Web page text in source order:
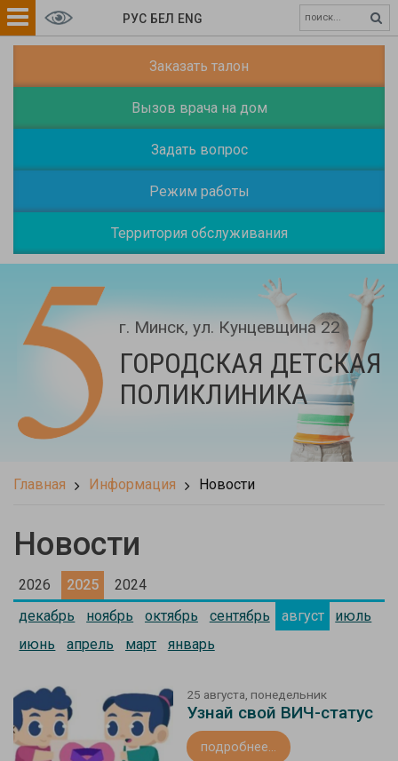
Заказать талон
Вызов врача на дом
Задать вопрос
Режим работы
Территория обслуживания
РУС БЕЛ ENG
г. Минск, ул. Кунцевщина 22
ГОРОДСКАЯ ДЕТСКАЯ
ПОЛИКЛИНИКА
Главная Информация Новости
Новости
2026 2025
2024
декабрь
ноябрь октябрь сентябрь август
июль
июнь
апрель март январь
25 августа, понедельник
Узнай свой ВИЧ-статус
подробнее...